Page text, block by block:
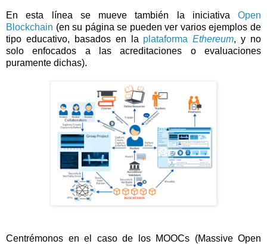
En esta línea se mueve también la iniciativa Open
Blockchain (en su página se pueden ver varios ejemplos de
tipo educativo, basados en la plataformaEthereum, y no
solo enfocados a las acreditaciones o evaluaciones
puramente dichas).
Centrémonos en el caso de los MOOCs (Massive Open